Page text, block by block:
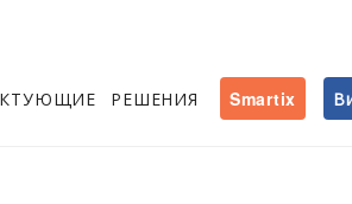
РЕШЕНИЯ Smartix